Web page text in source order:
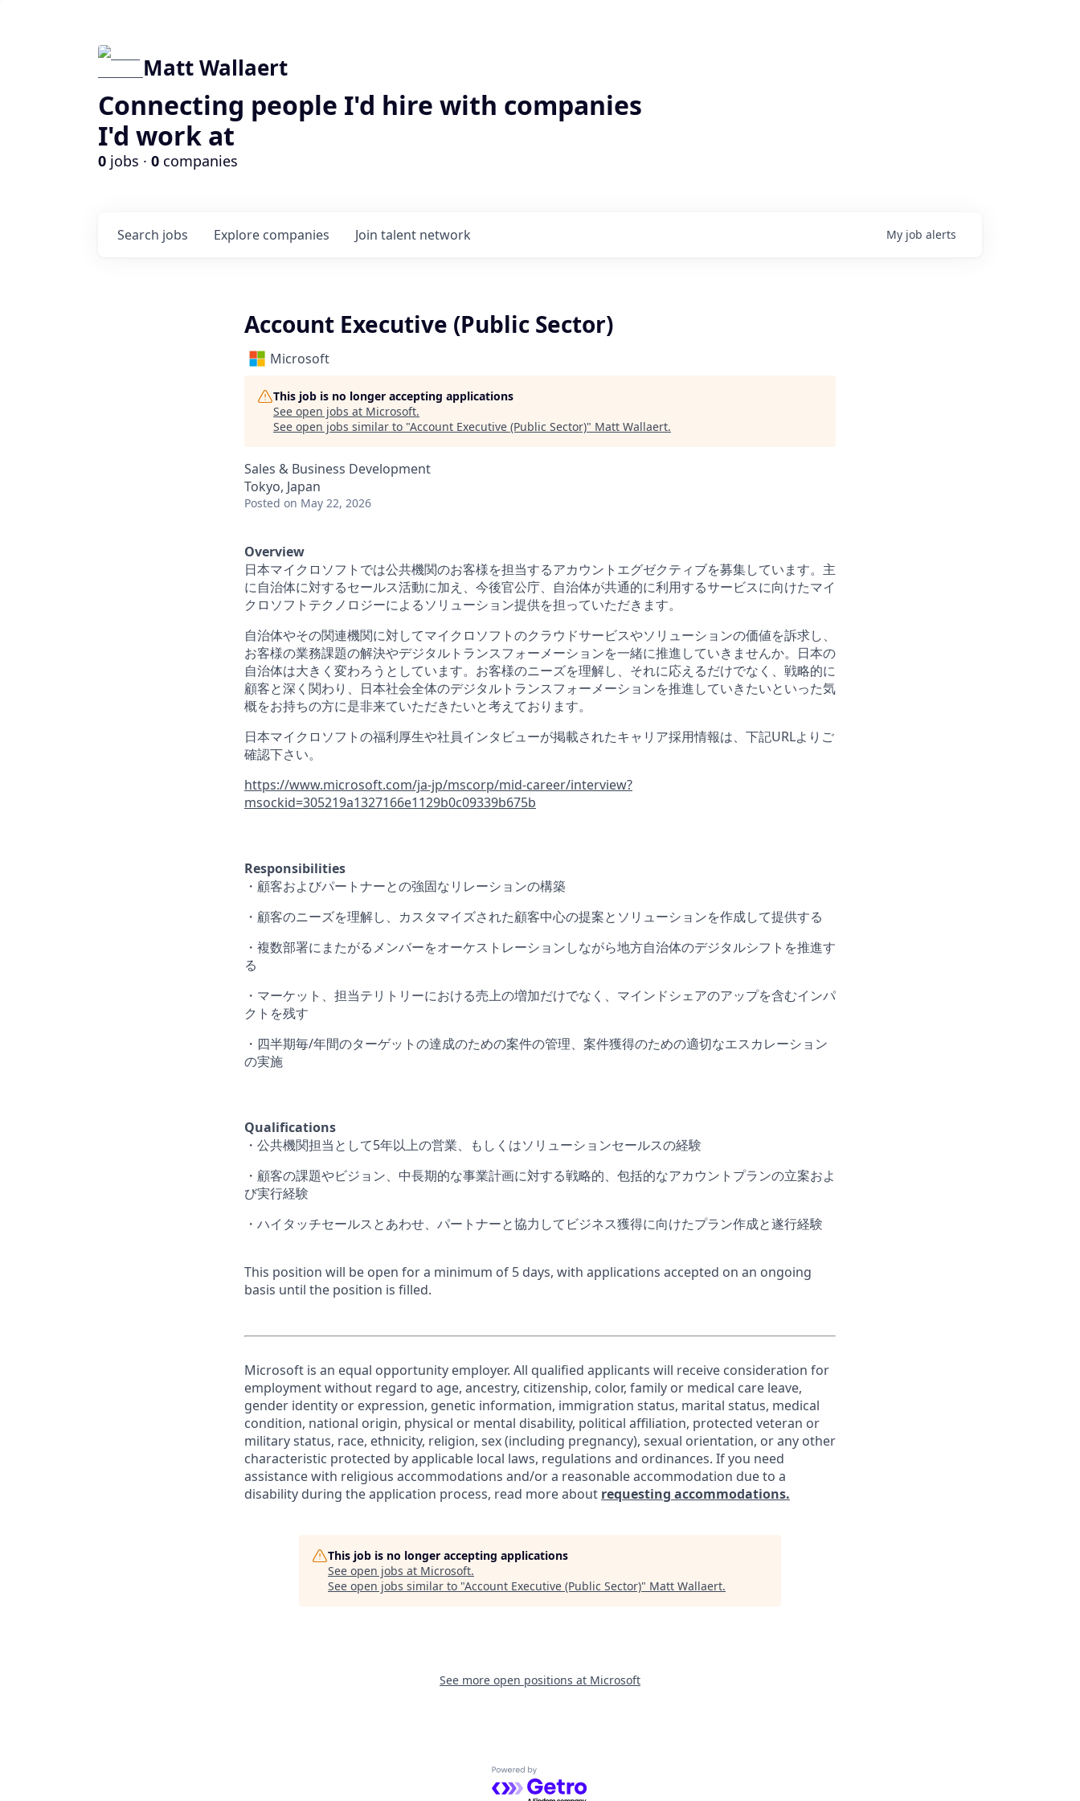
Matt Wallaert
Connecting people I'd hire with companies
I'd work at
0 jobs · 0 companies
Search jobs Explore companies Join talent network My job alerts
Account Executive (Public Sector)
Microsoft
This job is no longer accepting applications
See open jobs at Microsoft.
See open jobs similar to "Account Executive (Public Sector)" Matt Wallaert.
Sales & Business Development
Tokyo, Japan
Posted on May 22, 2026
Overview
日本マイクロソフトでは公共機関のお客様を担当するアカウントエグゼクティブを募集しています。主
に自治体に対するセールス活動に加え、今後官公庁、自治体が共通的に利用するサービスに向けたマイ
クロソフトテクノロジーによるソリューション提供を担っていただきます。
自治体やその関連機関に対してマイクロソフトのクラウドサービスやソリューションの価値を訴求し、
お客様の業務課題の解決やデジタルトランスフォーメーションを一緒に推進していきませんか。日本の
自治体は大きく変わろうとしています。お客様のニーズを理解し、それに応えるだけでなく、戦略的に
顧客と深く関わり、日本社会全体のデジタルトランスフォーメーションを推進していきたいといった気
概をお持ちの方に是非来ていただきたいと考えております。
日本マイクロソフトの福利厚生や社員インタビューが掲載されたキャリア採用情報は、下記URLよりご
確認下さい。
https://www.microsoft.com/ja-jp/mscorp/mid-career/interview?
msockid=305219a1327166e1129b0c09339b675b
Responsibilities
・顧客およびパートナーとの強固なリレーションの構築
・顧客のニーズを理解し、カスタマイズされた顧客中心の提案とソリューションを作成して提供する
・複数部署にまたがるメンバーをオーケストレーションしながら地方自治体のデジタルシフトを推進す
る
・マーケット、担当テリトリーにおける売上の増加だけでなく、マインドシェアのアップを含むインパ
クトを残す
・四半期毎/年間のターゲットの達成のための案件の管理、案件獲得のための適切なエスカレーション
の実施
Qualifications
・公共機関担当として5年以上の営業、もしくはソリューションセールスの経験
・顧客の課題やビジョン、中長期的な事業計画に対する戦略的、包括的なアカウントプランの立案およ
び実行経験
・ハイタッチセールスとあわせ、パートナーと協力してビジネス獲得に向けたプラン作成と遂行経験
This position will be open for a minimum of 5 days, with applications accepted on an ongoing
basis until the position is filled.
Microsoft is an equal opportunity employer. All qualified applicants will receive consideration for
employment without regard to age, ancestry, citizenship, color, family or medical care leave,
gender identity or expression, genetic information, immigration status, marital status, medical
condition, national origin, physical or mental disability, political affiliation, protected veteran or
military status, race, ethnicity, religion, sex (including pregnancy), sexual orientation, or any other
characteristic protected by applicable local laws, regulations and ordinances. If you need
assistance with religious accommodations and/or a reasonable accommodation due to a
disability during the application process, read more about requesting accommodations.
This job is no longer accepting applications
See open jobs at Microsoft.
See open jobs similar to "Account Executive (Public Sector)" Matt Wallaert.
See more open positions at Microsoft
Powered by Getro.com